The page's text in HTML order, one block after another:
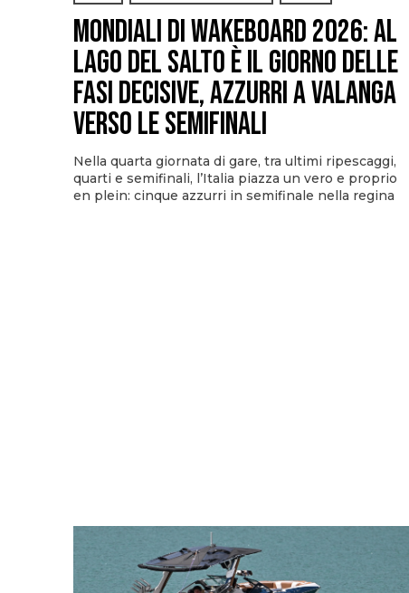
Mondiali di Wakeboard 2026: al
Lago del Salto è il giorno delle
fasi decisive, azzurri a valanga
verso le semifinali
Nella quarta giornata di gare, tra ultimi ripescaggi,
quarti e semifinali, l’Italia piazza un vero e proprio
en plein: cinque azzurri in semifinale nella regina